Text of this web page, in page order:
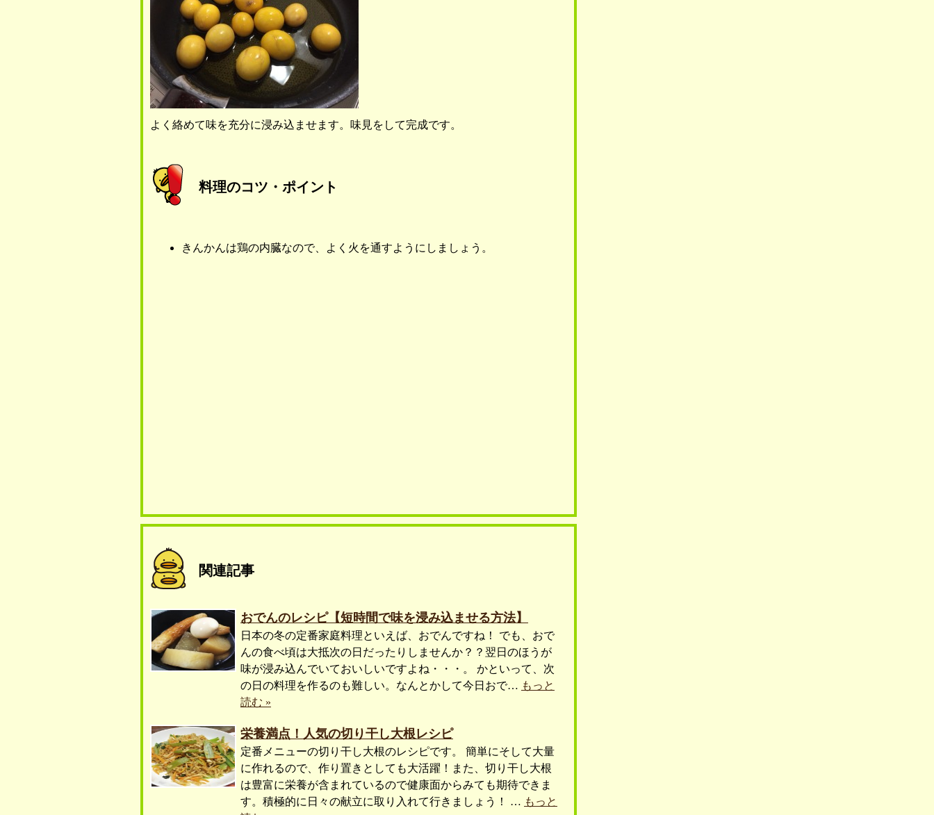
よく絡めて味を充分に浸み込ませます。味見をして完成です。
料理のコツ・ポイント
きんかんは鶏の内臓なので、よく火を通すようにしましょう。
関連記事
おでんのレシピ【短時間で味を浸み込ませる方法】
日本の冬の定番家庭料理といえば、おでんですね！ でも、おで
んの食べ頃は大抵次の日だったりしませんか？？翌日のほうが
味が浸み込んでいておいしいですよね・・・。 かといって、次
の日の料理を作るのも難しい。なんとかして今日おで… もっと
読む »
栄養満点！人気の切り干し大根レシピ
定番メニューの切り干し大根のレシピです。 簡単にそして大量
に作れるので、作り置きとしても大活躍！また、切り干し大根
は豊富に栄養が含まれているので健康面からみても期待できま
す。積極的に日々の献立に取り入れて行きましょう！ … もっと